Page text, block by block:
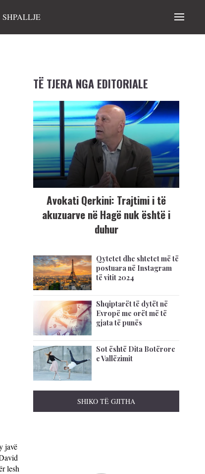
SHPALLJE
javë
lesh
TË TJERA NGA EDITORIALE
Avokati Qerkini: Trajtimi i të
akuzuarve në Hagë nuk është i
duhur
Qytetet dhe shtetet më të
postuara në Instagram
të vitit 2024
Shqiptarët të dytët në
Evropë me orët më të
gjata të punës
Sot është Dita Botërore
e Vallëzimit
SHIKO TË GJITHA